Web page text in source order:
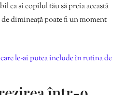
ca și copilul tău să preia această
dimineață poate fi un moment
le-ai putea include în rutina de